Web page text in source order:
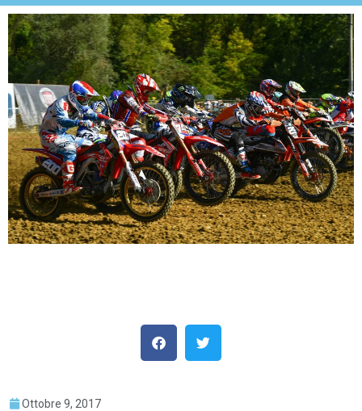
Ottobre 9, 2017